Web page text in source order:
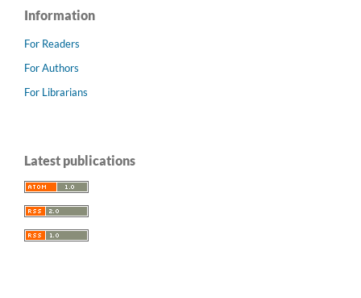
Information
For Readers
For Authors
For Librarians
Latest publications